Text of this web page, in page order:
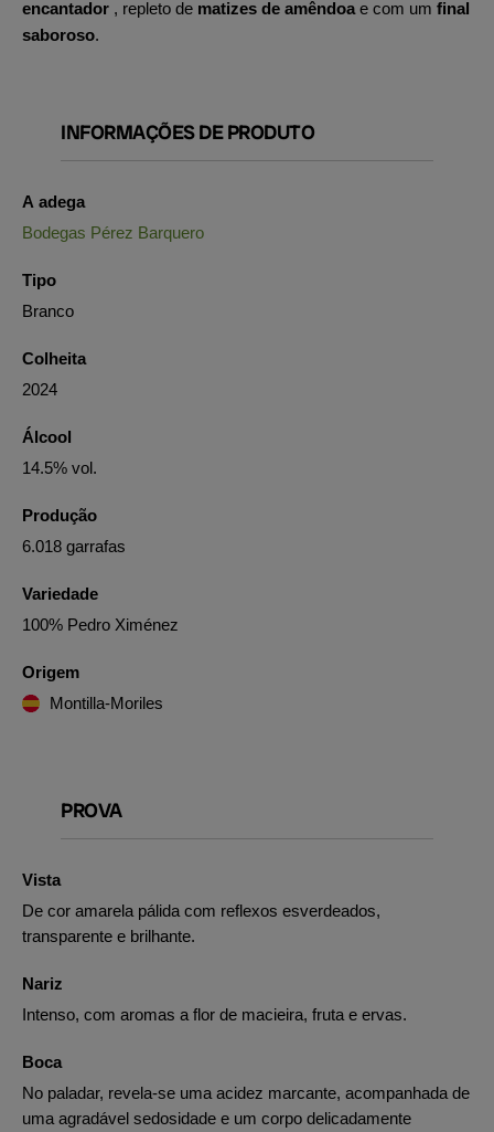
encantador , repleto de matizes de amêndoa e com um final
saboroso.
INFORMAÇÕES DE PRODUTO
A adega
Bodegas Pérez Barquero
Tipo
Branco
Colheita
2024
Álcool
14.5% vol.
Produção
6.018 garrafas
Variedade
100% Pedro Ximénez
Origem
Montilla-Moriles
PROVA
Vista
De cor amarela pálida com reflexos esverdeados,
transparente e brilhante.
Nariz
Intenso, com aromas a flor de macieira, fruta e ervas.
Boca
No paladar, revela-se uma acidez marcante, acompanhada de
uma agradável sedosidade e um corpo delicadamente